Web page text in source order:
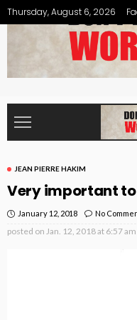
Thursday, August 6, 2026
JEAN PIERRE HAKIM
Very important
January 12, 2018 No
posted on Jan. 12, 2018 at 6:57 am